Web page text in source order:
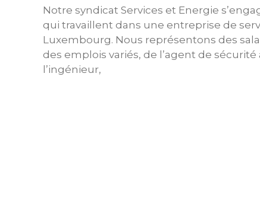
Notre syndicat Services et Energie
qui travaillent dans une entreprise de
Luxembourg. Nous représentons des
des emplois variés, de l’agent de sécurité
l’ingénieur,